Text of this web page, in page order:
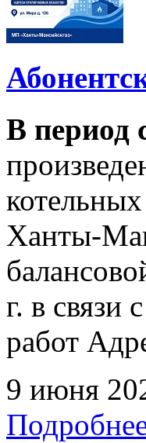
В период
Ханты-
г. в связи
работ
9 июня